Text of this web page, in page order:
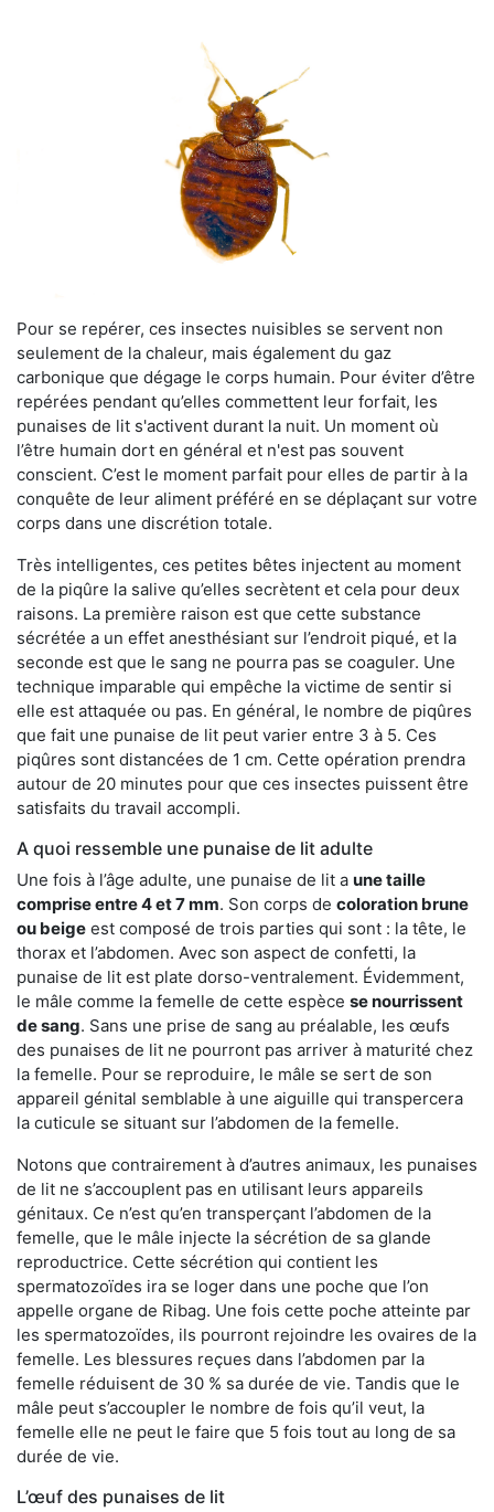
Pour se repérer, ces insectes nuisibles se servent non
seulement de la chaleur, mais également du gaz
carbonique que dégage le corps humain. Pour éviter d’être
repérées pendant qu’elles commettent leur forfait, les
punaises de lit s'activent durant la nuit. Un moment où
l’être humain dort en général et n'est pas souvent
conscient. C’est le moment parfait pour elles de partir à la
conquête de leur aliment préféré en se déplaçant sur votre
corps dans une discrétion totale.
Très intelligentes, ces petites bêtes injectent au moment
de la piqûre la salive qu’elles secrètent et cela pour deux
raisons. La première raison est que cette substance
sécrétée a un effet anesthésiant sur l’endroit piqué, et la
seconde est que le sang ne pourra pas se coaguler. Une
technique imparable qui empêche la victime de sentir si
elle est attaquée ou pas. En général, le nombre de piqûres
que fait une punaise de lit peut varier entre 3 à 5. Ces
piqûres sont distancées de 1 cm. Cette opération prendra
autour de 20 minutes pour que ces insectes puissent être
satisfaits du travail accompli.
A quoi ressemble une punaise de lit adulte
Une fois à l’âge adulte, une punaise de lit a une taille
comprise entre 4 et 7 mm. Son corps de coloration brune
ou beige est composé de trois parties qui sont : la tête, le
thorax et l’abdomen. Avec son aspect de confetti, la
punaise de lit est plate dorso-ventralement. Évidemment,
le mâle comme la femelle de cette espèce se nourrissent
de sang. Sans une prise de sang au préalable, les œufs
des punaises de lit ne pourront pas arriver à maturité chez
la femelle. Pour se reproduire, le mâle se sert de son
appareil génital semblable à une aiguille qui transpercera
la cuticule se situant sur l’abdomen de la femelle.
Notons que contrairement à d’autres animaux, les punaises
de lit ne s’accouplent pas en utilisant leurs appareils
génitaux. Ce n’est qu’en transperçant l’abdomen de la
femelle, que le mâle injecte la sécrétion de sa glande
reproductrice. Cette sécrétion qui contient les
spermatozoïdes ira se loger dans une poche que l’on
appelle organe de Ribag. Une fois cette poche atteinte par
les spermatozoïdes, ils pourront rejoindre les ovaires de la
femelle. Les blessures reçues dans l’abdomen par la
femelle réduisent de 30 % sa durée de vie. Tandis que le
mâle peut s’accoupler le nombre de fois qu’il veut, la
femelle elle ne peut le faire que 5 fois tout au long de sa
durée de vie.
L’œuf des punaises de lit